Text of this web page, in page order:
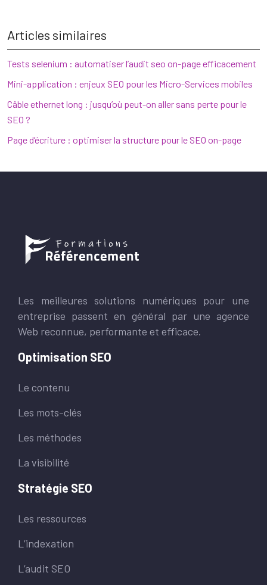
Articles similaires
Tests selenium : automatiser l’audit seo on-page efficacement
Mini-application : enjeux SEO pour les Micro-Services mobiles
Câble ethernet long : jusqu’où peut-on aller sans perte pour le
SEO ?
Page d’écriture : optimiser la structure pour le SEO on-page
Les meilleures solutions numériques pour une
entreprise passent en général par une agence
Web reconnue, performante et efficace.
Optimisation SEO
Le contenu
Les mots-clés
Les méthodes
La visibilité
Stratégie SEO
Les ressources
L’indexation
L’audit SEO